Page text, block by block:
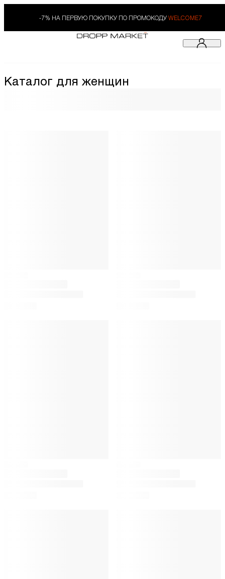
-7% НА ПЕРВУЮ ПОКУПКУ ПО ПРОМОКОДУ WELCOME7
Каталог для женщин